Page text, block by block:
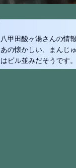
八甲田酸ヶ湯さんの情
あの懐かしい、まんじ
はビル並みだそうです。